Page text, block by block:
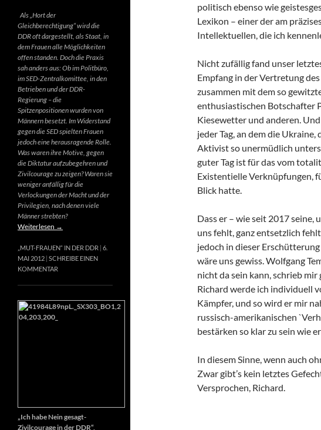
politisch ebenso wie
Lexikon – einer der am
Intellektuellen, die ich
Nicht zufällig fand unser
Empfang in der Vertretung
zusammen mit dem so
enthusiastischen Botschafter
Kiesewetter und anderen.
jeder Tag, an dem die
Aktivist so unermüdlich
guter Tag ist für das vom
Existentielle Verknüpfungen,
Blick hatte.
Dass er – wie seit 2017 seine,
uns fehlt, ganz entsetzlich
jedoch in dieser
wäre uns gewiss. Wolfgang
nicht da sein kann, schrieb
Richard werde ich individuell
Kämpfer, und so wird er mir
russisch-amerikanischen
bestärken so klar zu sein wie
In diesem Sinne, wenn auch
Zwar gibt’s kein letztes
Versprochen, Richard.
Als „Hort der
Gleichberechtigung“ wird die
DDR oft dargestellt, als Staat, in
dem Frauen alle Möglichkeiten
offen standen. Doch die Praxis
sah anders aus: Ob im Politbüro,
im SED-Zentralkomittee, in den
Betrieben und der DDR-
Regierung – die
Spitzenpositionen wurden von
Männern besetzt. Im Widerstand
gegen die SED spielten Frauen
jedoch eine herausragende Rolle.
Was waren ihre Motive, gegen
die Diktatur aufzubegehren und
Zivilcourage zu zeigen? Waren sie
weniger anfällig für die
Verlockungen der Macht und der
Privilegien, nach denen viele
Männer strebten?
Weiterlesen →
„MUT-FRAUEN“ IN DER DDR 6.
MAI 2012 SCHREIBE EINEN
KOMMENTAR
„Ich habe Nein gesagt-
Zivilcourage in der DDR“,